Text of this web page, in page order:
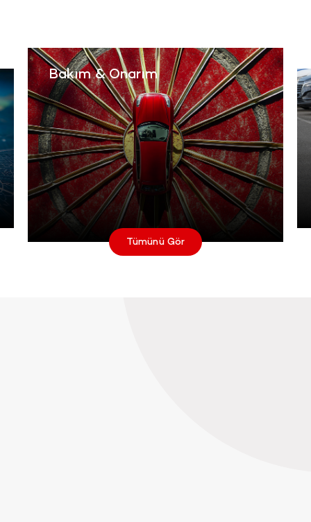
Bakım & Onarım
Tümünü Gör